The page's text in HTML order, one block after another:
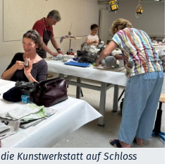
Kunstwerkstatt auf Schloss